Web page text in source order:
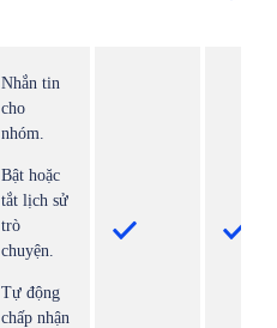
Nhắn tin
cho
nhóm.
Bật hoặc
tắt lịch sử
trò
chuyện.
Tự động
chấp nhận